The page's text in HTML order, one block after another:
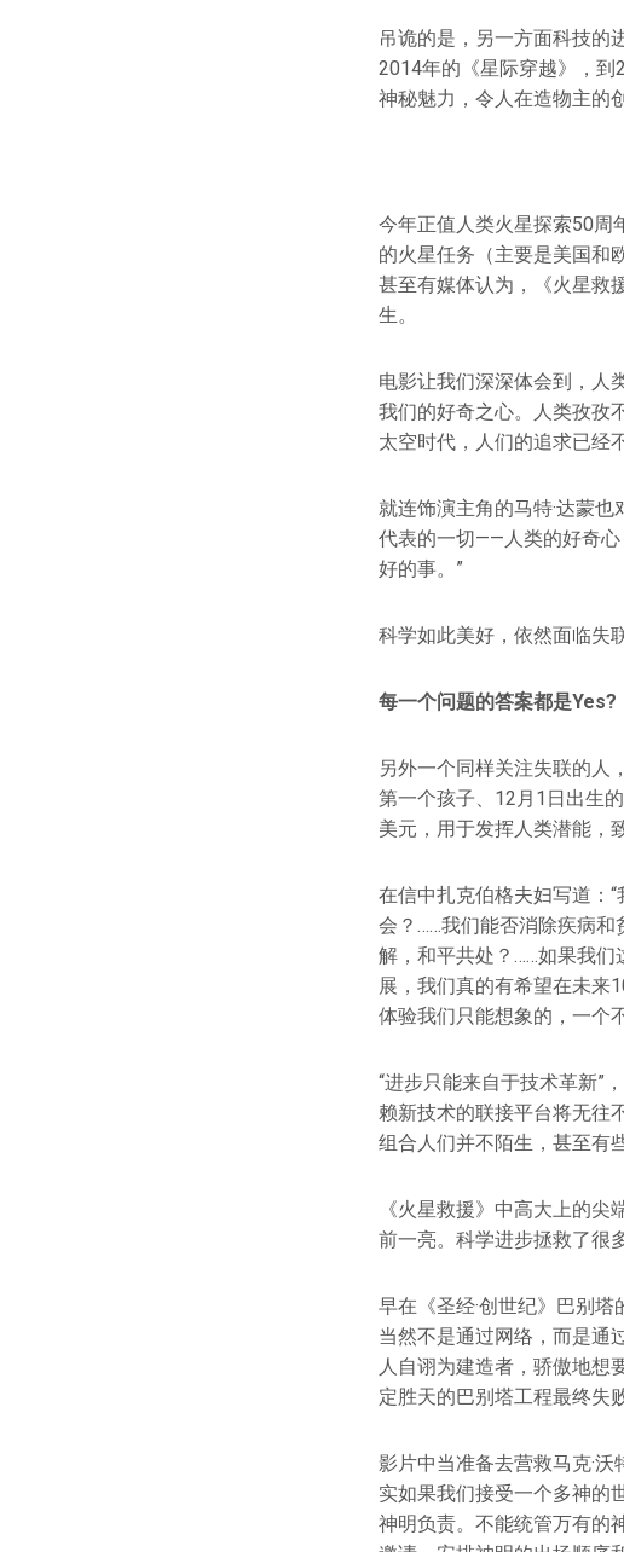
吊诡的是，另一方面科技的
2014年的《星际穿越》，
神秘魅力，令人在造物主的
今年正值人类火星探索50周
的火星任务（主要是美国和
甚至有媒体认为，《火星救
生。
电影让我们深深体会到，人
我们的好奇之心。人类孜孜
太空时代，人们的追求已经
就连饰演主角的马特·达蒙
代表的一切——人类的好奇心
好的事。”
科学如此美好，依然面临失
每一个问题的答案都是Yes?
另外一个同样关注失联的人
第一个孩子、12月1日出生
美元，用于发挥人类潜能，
在信中扎克伯格夫妇写道：
会？……我们能否消除疾病和
解，和平共处？……如果我们
展，我们真的有希望在未来
体验我们只能想象的，一个
“进步只能来自于技术革新”
赖新技术的联接平台将无往
组合人们并不陌生，甚至有
《火星救援》中高大上的
前一亮。科学进步拯救了很
早在《圣经·创世纪》巴别
当然不是通过网络，而是通
人自诩为建造者，骄傲地想
定胜天的巴别塔工程最终失
影片中当准备去营救马克·
实如果我们接受一个多神的
神明负责。不能统管万有的